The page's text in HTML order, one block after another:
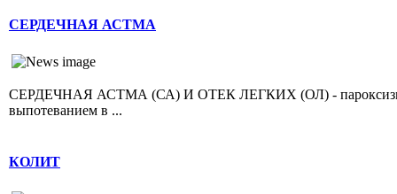
СЕРДЕЧНАЯ АСТМА
СЕРДЕЧНАЯ АСТМА (СА) И ОТЕК ЛЕГКИХ (ОЛ) -
выпотеванием в ...
КОЛИТ